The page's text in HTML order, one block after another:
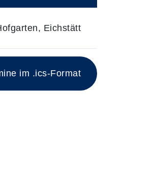
Eichstätt
im .ics-Format